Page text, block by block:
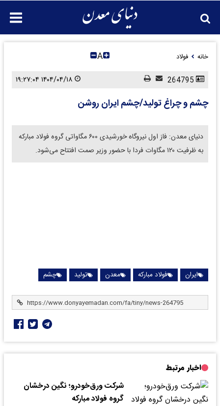
خانه فولاد A
چشم و چراغ تولید/چشم ایران روشن
دنیای معدن: فاز اول نیروگاه خورشیدی ۶۰۰ مگاواتی گروه فولاد مبارکه
به ظرفیت ۱۲۰ مگاوات فردا با حضور وزیر صمت افتتاح می‌شود.
ایران فولاد مبارکه معدن تولید چشم
اخبار مرتبط
شرکت ورق‌خودرو؛ نگین درخشان
گروه فولاد مبارکه